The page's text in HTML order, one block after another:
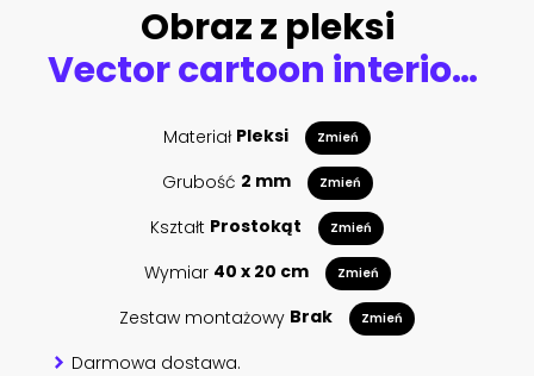
Obraz z pleksi
Vector cartoon interior of futuristic room with big window on space station, shuttle. Bright furniture, door and shelf. Control panel of alien spacecraft. Cosmic house inside, astronaut concept.
Materiał Pleksi Zmień
Grubość 2 mm Zmień
Kształt Prostokąt Zmień
Wymiar 40 x 20 cm Zmień
Zestaw montażowy Brak Zmień
Darmowa dostawa.